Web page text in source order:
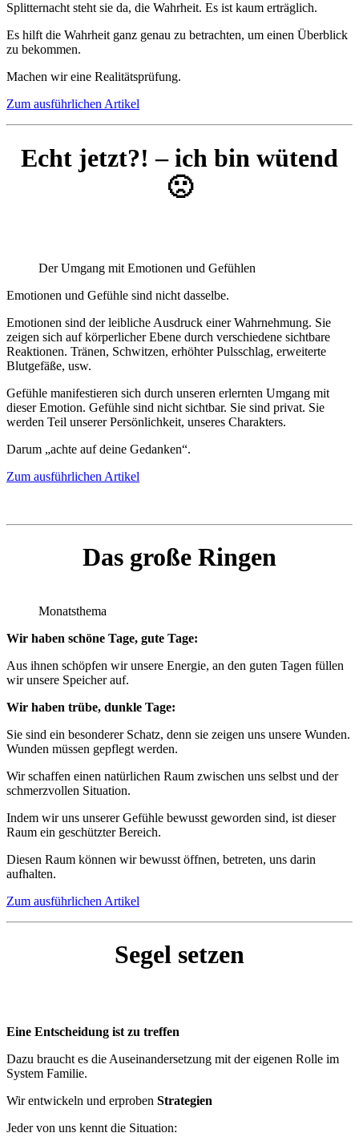
Splitternacht steht sie da, die Wahrheit. Es ist kaum erträglich.
Es hilft die Wahrheit ganz genau zu betrachten, um einen Überblick
zu bekommen.
Machen wir eine Realitätsprüfung.
Zum ausführlichen Artikel
Echt jetzt?! – ich bin wütend
🙁
Der Umgang mit Emotionen und Gefühlen
Emotionen und Gefühle sind nicht dasselbe.
Emotionen sind der leibliche Ausdruck einer Wahrnehmung. Sie
zeigen sich auf körperlicher Ebene durch verschiedene sichtbare
Reaktionen. Tränen, Schwitzen, erhöhter Pulsschlag, erweiterte
Blutgefäße, usw.
Gefühle manifestieren sich durch unseren erlernten Umgang mit
dieser Emotion. Gefühle sind nicht sichtbar. Sie sind privat. Sie
werden Teil unserer Persönlichkeit, unseres Charakters.
Darum „achte auf deine Gedanken“.
Zum ausführlichen Artikel
Das große Ringen
Monatsthema
Wir haben schöne Tage, gute Tage:
Aus ihnen schöpfen wir unsere Energie, an den guten Tagen füllen
wir unsere Speicher auf.
Wir haben trübe, dunkle Tage:
Sie sind ein besonderer Schatz, denn sie zeigen uns unsere Wunden.
Wunden müssen gepflegt werden.
Wir schaffen einen natürlichen Raum zwischen uns selbst und der
schmerzvollen Situation.
Indem wir uns unserer Gefühle bewusst geworden sind, ist dieser
Raum ein geschützter Bereich.
Diesen Raum können wir bewusst öffnen, betreten, uns darin
aufhalten.
Zum ausführlichen Artikel
Segel setzen
Eine Entscheidung ist zu treffen
Dazu braucht es die Auseinandersetzung mit der eigenen Rolle im
System Familie.
Wir entwickeln und erproben Strategien
Jeder von uns kennt die Situation: